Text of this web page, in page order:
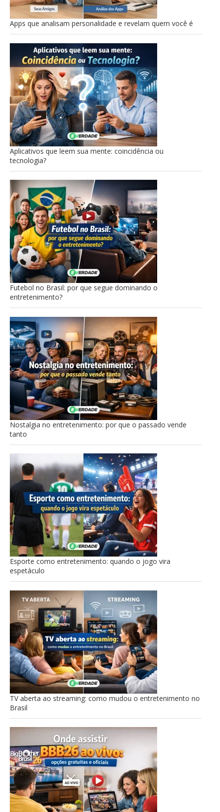
Apps que analisam personalidade e revelam quem você é
Aplicativos que leem sua mente: coincidência ou
tecnologia?
Futebol no Brasil: por que segue dominando o
entretenimento?
Nostalgia no entretenimento: por que o passado vende
tanto
Esporte como entretenimento: quando o jogo vira
espetáculo
TV aberta ao streaming: como mudou o entretenimento no
Brasil